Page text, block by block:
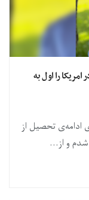
را اول به
ادامه‌ی تحصیل از
و از...